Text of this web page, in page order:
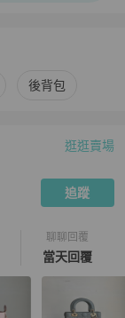
後背包
逛逛賣場
追蹤
聊聊回覆
當天回覆